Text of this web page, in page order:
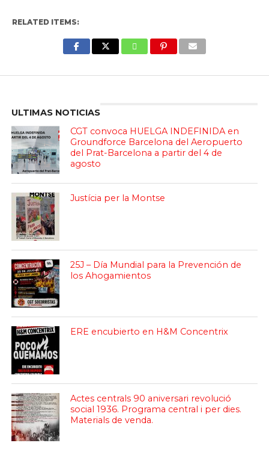
RELATED ITEMS:
ULTIMAS NOTICIAS
CGT convoca HUELGA INDEFINIDA en
Groundforce Barcelona del Aeropuerto
del Prat-Barcelona a partir del 4 de
agosto
Justícia per la Montse
25J – Día Mundial para la Prevención de
los Ahogamientos
ERE encubierto en H&M Concentrix
Actes centrals 90 aniversari revolució
social 1936. Programa central i per dies.
Materials de venda.